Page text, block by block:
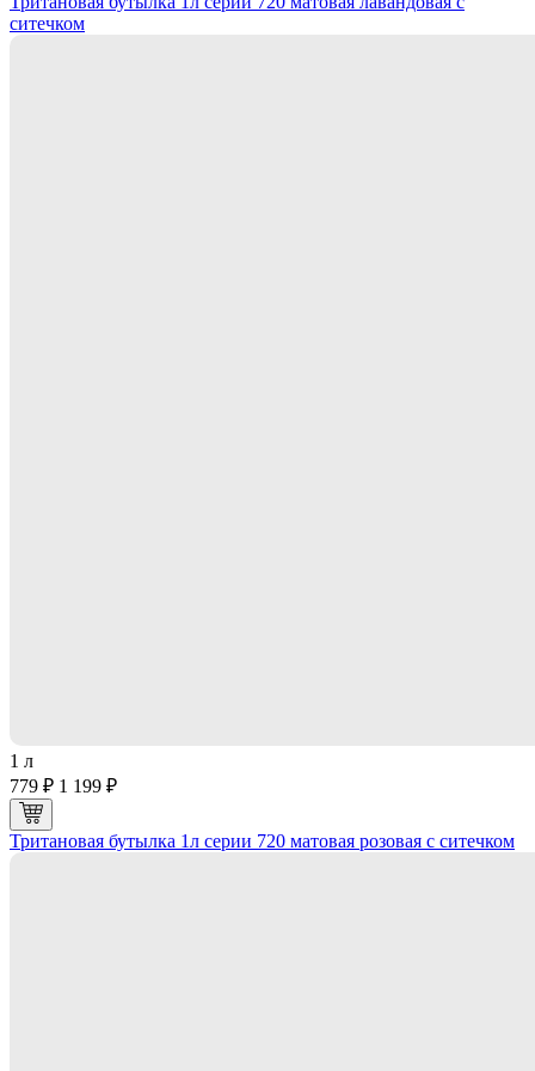
ситечком
1 л
779 ₽ 1 199 ₽
Тритановая бутылка 1л серии 720 матовая розовая с ситечком